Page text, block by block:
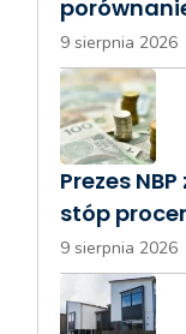
9 sierpnia 2026
Prezes
stóp
9 sierpnia 2026